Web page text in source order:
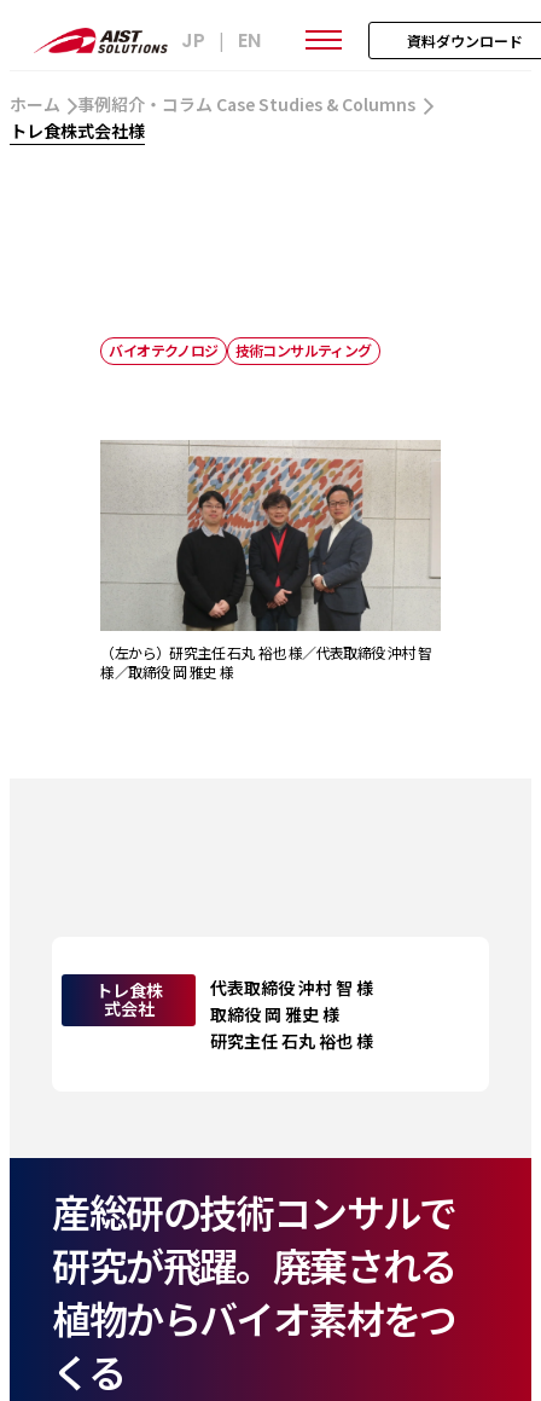
JP | EN 資料ダウンロード
ホーム
事例紹介・コラム Case Studies & Columns
トレ食株式会社様
バイオテクノロジ 技術コンサルティング
（左から）研究主任 石丸 裕也 様／代表取締役 沖村 智
様／取締役 岡 雅史 様
トレ食株
式会社
代表取締役 沖村 智 様
取締役 岡 雅史 様
研究主任 石丸 裕也 様
産総研の技術コンサルで
研究が飛躍。廃棄される
植物からバイオ素材をつ
くる